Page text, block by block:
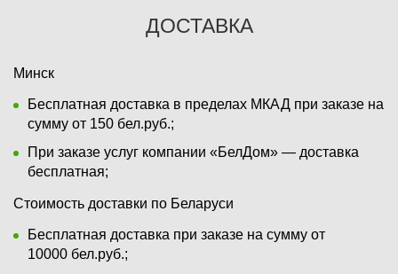
ДОСТАВКА
Минск
Бесплатная доставка в пределах МКАД при заказе на
сумму от 150 бел.руб.;
При заказе услуг компании «БелДом» — доставка
бесплатная;
Стоимость доставки по Беларуси
Бесплатная доставка при заказе на сумму от
10000 бел.руб.;